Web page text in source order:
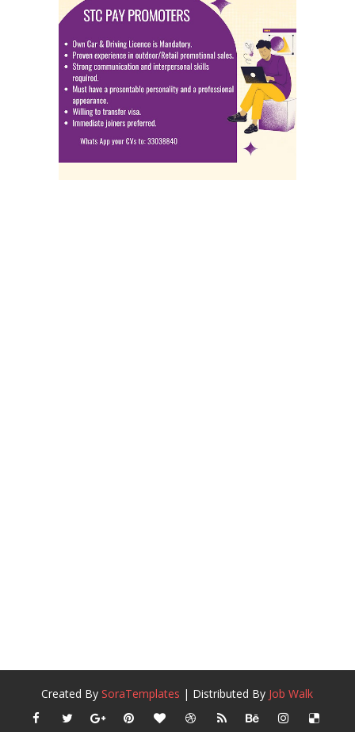
Created BySoraTemplates | Distributed By Job Walk